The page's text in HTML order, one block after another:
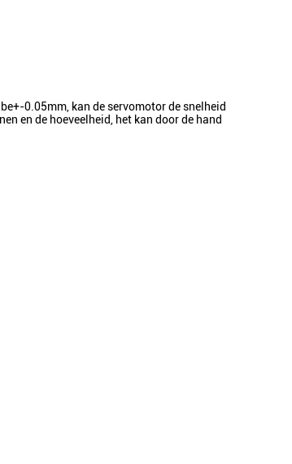
0.05mm, kan de servomotor de snelheid
en de hoeveelheid, het kan door de hand